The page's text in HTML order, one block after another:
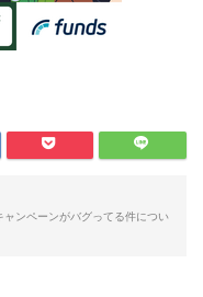
ャンペーンがバグってる件につい